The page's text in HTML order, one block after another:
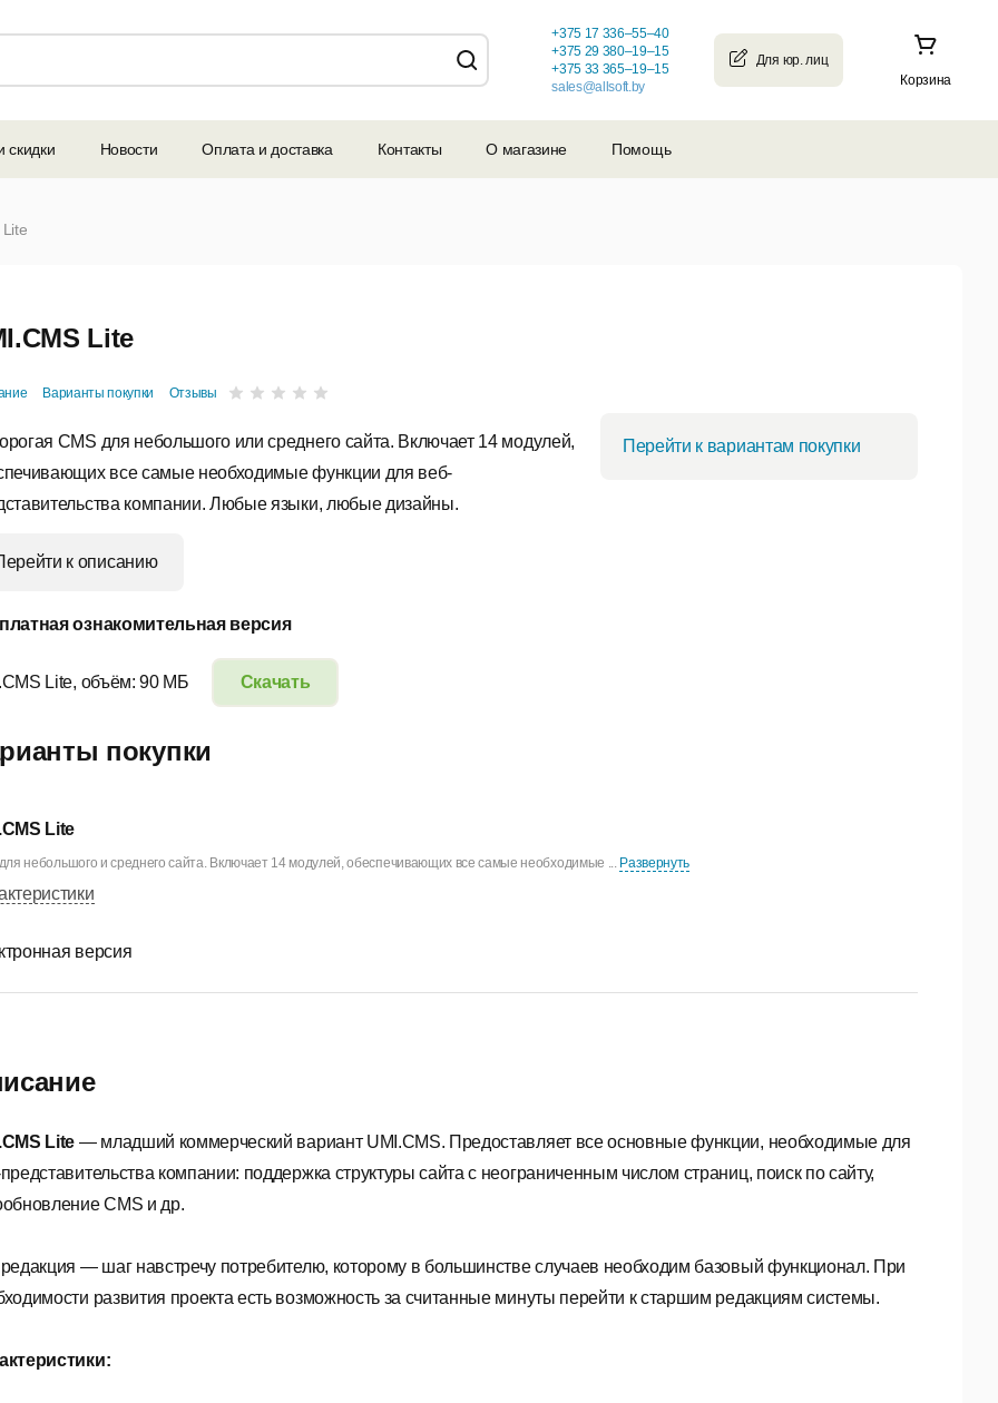
Корзина
+375 17 336–55–40
+375 29 380–19–15
+375 33 365–19–15
sales@allsoft.by
скидки Новости Оплата и доставка Контакты О магазине Помощь
Lite
Варианты покупки Отзывы
CMS для небольшого или среднего сайта. Включает 14 модулей,
все самые необходимые функции для веб-
компании. Любые языки, любые дизайны.
к описанию
Перейти к вариантам покупки
ознакомительная версия
Скачать
Lite, объём: 90 МБ
Lite — младший коммерческий вариант UMI.CMS. Предоставляет все основные функции, необходимые для
компании: поддержка структуры сайта с неограниченным числом страниц, поиск по сайту,
CMS и др.
— шаг навстречу потребителю, которому в большинстве случаев необходим базовый функционал. При
развития проекта есть возможность за считанные минуты перейти к старшим редакциям системы.
покупки
Lite
небольшого и среднего сайта. Включает 14 модулей, обеспечивающих все самые необходимые ... Развернуть
версия